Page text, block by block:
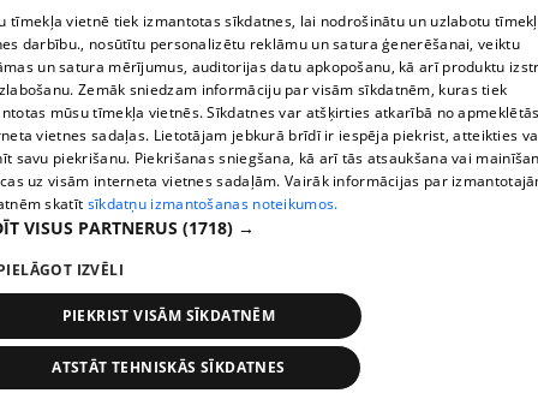
комментариев
TВ-программа
Условия договора
360 Ziņu kontakti
Helio Media
Служба помощи портала: э-почта -
All rights reserved.
tīmekļa vietnē tiek izmantotas sīkdatnes, lai nodrošinātu un uzlabotu
darbību., nosūtītu personalizētu reklāmu un satura ģenerēšanai, veiktu
un satura mērījumus, auditorijas datu apkopošanu, kā arī produktu
Zemāk sniedzam informāciju par visām sīkdatnēm, kuras tiek
mūsu tīmekļa vietnēs. Sīkdatnes var atšķirties atkarībā no
vietnes sadaļas. Lietotājam jebkurā brīdī ir iespēja piekrist, atteikties
savu piekrišanu. Piekrišanas sniegšana, kā arī tās atsaukšana vai
uz visām interneta vietnes sadaļām. Vairāk informācijas par
skatīt sīkdatņu izmantošanas noteikumos.
VISUS PARTNERUS (1718) →
IZVĒLI
PIEKRIST VISĀM SĪKDATNĒM
ATSTĀT TEHNISKĀS SĪKDATNES